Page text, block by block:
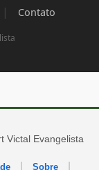
| Contato
Victal Evangelista
Sobre